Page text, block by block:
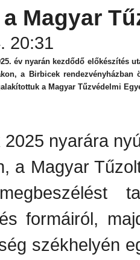
Magyar
20:31
év nyarán kezdődő előkészítés
a Birbicek
a Magyar Tűzvédelmi
2025 nyarára
a Magyar
formáiról,
székhelyén